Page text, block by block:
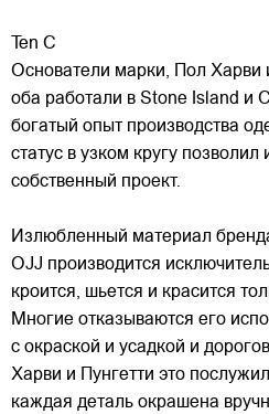
Ten C
Основатели марки, Пол Харви
оба работали в Stone Island и
богатый опыт производства
статус в узком кругу позволил
собственный проект.
Излюбленный материал
OJJ производится
кроится, шьется и красится
Многие отказываются его
с окраской и усадкой и
Харви и Пунгетти это
каждая деталь окрашена